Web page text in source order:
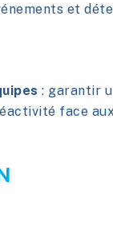
et
: garantir
face